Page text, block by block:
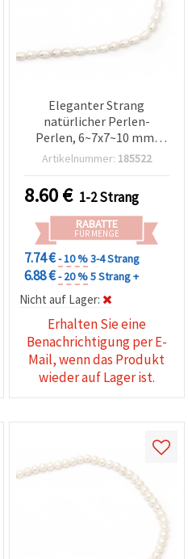
Eleganter Strang
natürlicher Perlen-
Perlen, 6~7x7~10 mm,
Loch 0,5 mm,
Schmuckperlen zum
Basteln für DIY-Schmuck
& Schmuckherstellung
Artikelnummer: 185522
8.60€ 1-2 Strang
RABATTE
FÜR MENGE
7.74 €- 10 %3-4 Strang
6.88 €- 20 %5 Strang +
Nicht auf Lager:
Erhalten Sie eine
Benachrichtigung per E-
Mail, wenn das Produkt
wieder auf Lager ist.